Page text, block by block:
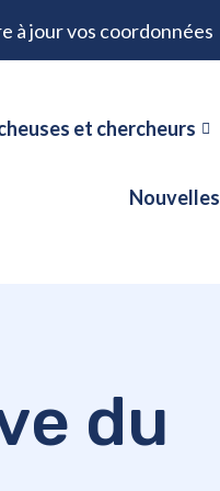
à jour vos coordonnées
et chercheurs
Nouvelles
du